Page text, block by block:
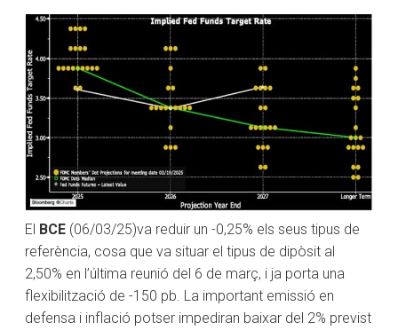
El BCE (06/03/25)va reduir un -0,25% els seus tipus de
referència, cosa que va situar el tipus de dipòsit al
2,50% en l’última reunió del 6 de març, i ja porta una
flexibilització de -150 pb. La important emissió en
defensa i inflació potser impediran baixar del 2% previst